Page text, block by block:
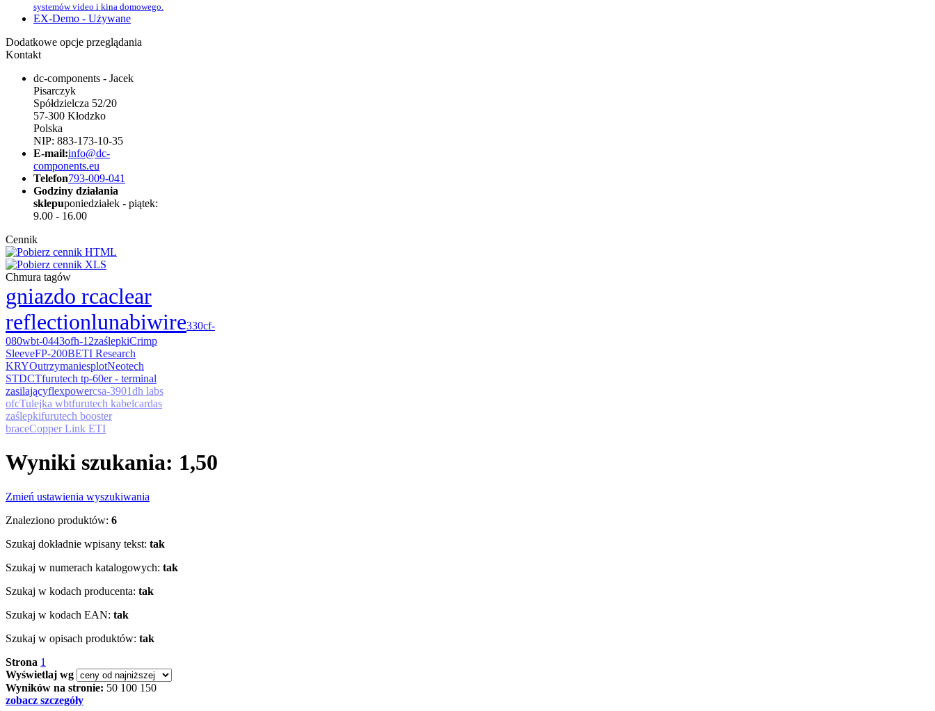
systemów video i kina domowego.
EX-Demo - Używane
Dodatkowe opcje przeglądania
Kontakt
dc-components - Jacek
Pisarczyk
Spółdzielcza 52/20
57-300 Kłodzko
Polska
NIP: 883-173-10-35
E-mail:info@dc-
components.eu
Telefon793-009-041
Godziny działania
sklepuponiedziałek - piątek:
9.00 - 16.00
Cennik
Chmura tagów
gniazdo rcaclear
reflectionlunabiwire330cf-
080wbt-0443ofh-12zaślepkiCrimp
SleeveFP-200BETI Research
KRYOutrzymaniesplotNeotech
STDCTfurutech tp-60er - terminal
zasilającyflexpowercsa-3901dh labs
ofcTulejka wbtfurutech kabelcardas
zaślepkifurutech booster
braceCopper Link ETI
Wyniki szukania: 1,50
Zmień ustawienia wyszukiwania
Znaleziono produktów: 6
Szukaj dokładnie wpisany tekst: tak
Szukaj w numerach katalogowych: tak
Szukaj w kodach producenta: tak
Szukaj w kodach EAN: tak
Szukaj w opisach produktów: tak
Strona 1
Wyświetlaj wg
Wyników na stronie: 50 100 150
zobacz szczegóły